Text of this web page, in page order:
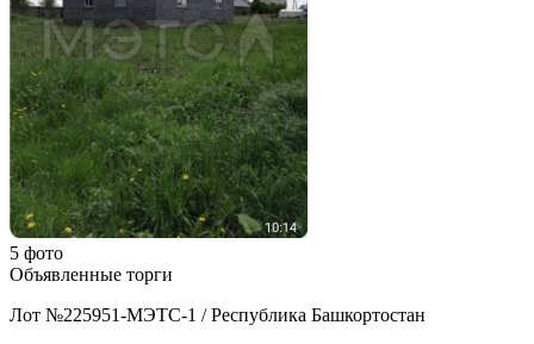
5 фото
Объявленные торги
Лот №225951-МЭТС-1 / Республика Башкортостан